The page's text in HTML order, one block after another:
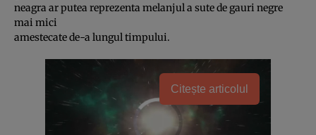
neagra ar putea reprezenta melanjul a sute de gauri negre
mai mici
amestecate de-a lungul timpului.
Citește articolul